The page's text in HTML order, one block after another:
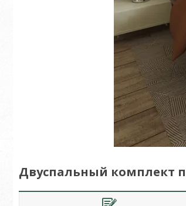
Двуспальный комплект